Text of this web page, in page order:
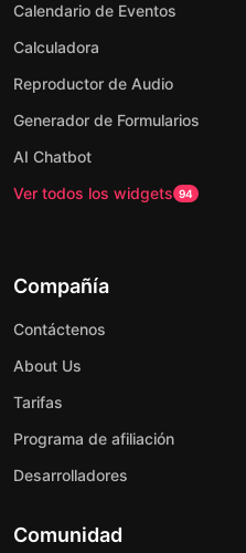
Calendario de Eventos
Calculadora
Reproductor de Audio
Generador de Formularios
AI Chatbot
Ver todos los widgets 94
Compañía
Contáctenos
About Us
Tarifas
Programa de afiliación
Desarrolladores
Comunidad